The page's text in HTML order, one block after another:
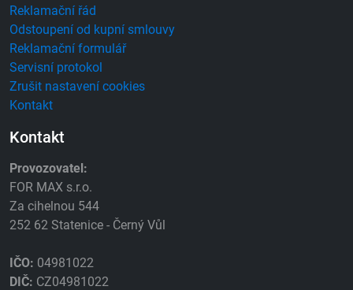
Reklamační řád
Odstoupení od kupní smlouvy
Reklamační formulář
Servisní protokol
Zrušit nastavení cookies
Kontakt
Kontakt
Provozovatel:
FOR MAX s.r.o.
Za cihelnou 544
252 62 Statenice - Černý Vůl
IČO: 04981022
DIČ: CZ04981022